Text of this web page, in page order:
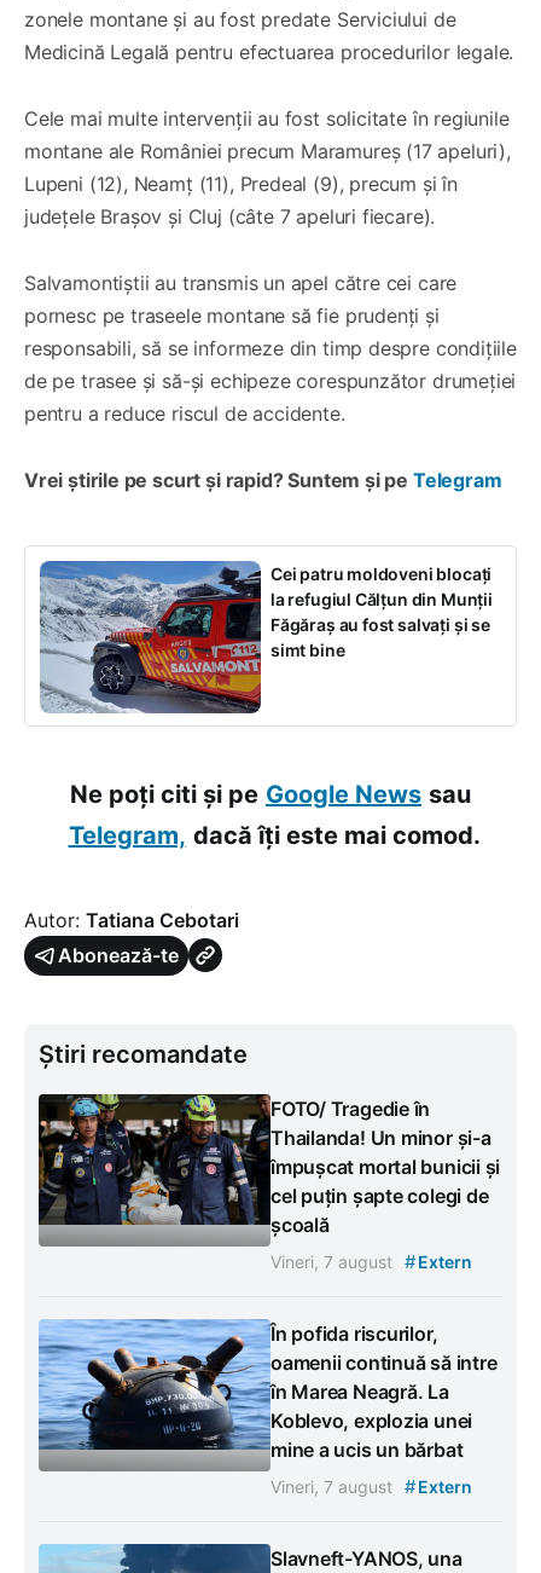
zonele montane și au fost predate Serviciului de
Medicină Legală pentru efectuarea procedurilor legale.
Cele mai multe intervenţii au fost solicitate în regiunile
montane ale României precum Maramureș (17 apeluri),
Lupeni (12), Neamț (11), Predeal (9), precum și în
județele Brașov și Cluj (câte 7 apeluri fiecare).
Salvamontiștii au transmis un apel către cei care
pornesc pe traseele montane să fie prudenți și
responsabili, să se informeze din timp despre condițiile
de pe trasee și să-și echipeze corespunzător drumeției
pentru a reduce riscul de accidente.
Vrei știrile pe scurt și rapid? Suntem și pe Telegram
Cei patru moldoveni blocaţi
la refugiul Călţun din Munţii
Făgăraş au fost salvați și se
simt bine
Ne poți citi și pe Google News sau
Telegram, dacă îți este mai comod.
Autor: Tatiana Cebotari
Abonează-te
Știri recomandate
FOTO/ Tragedie în
Thailanda! Un minor și-a
împușcat mortal bunicii și
cel puțin șapte colegi de
școală
Vineri, 7 august #Extern
În pofida riscurilor,
oamenii continuă să intre
în Marea Neagră. La
Koblevo, explozia unei
mine a ucis un bărbat
Vineri, 7 august #Extern
Slavneft-YANOS, una